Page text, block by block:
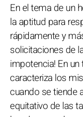
En el tema de un
la aptitud para
rápidamente y
solicitaciones de
impotencia! En
caracteriza los
cuando se tiende
equitativo de las